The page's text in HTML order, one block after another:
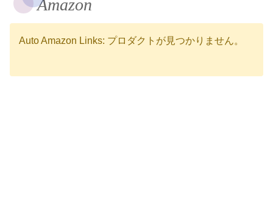
Amazon
Auto Amazon Links: プロダクトが見つかりません。